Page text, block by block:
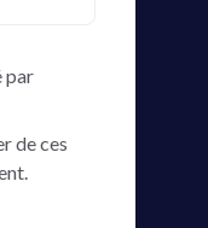
par
de ces